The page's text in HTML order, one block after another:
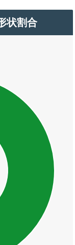
状割合